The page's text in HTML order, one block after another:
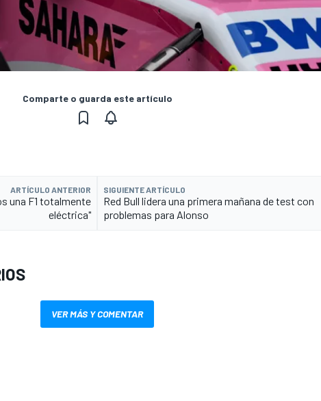
Comparte o guarda este artículo
ARTÍCULO ANTERIOR
una F1 totalmente
eléctrica"
SIGUIENTE ARTÍCULO
Red Bull lidera una primera mañana de test con
problemas para Alonso
VER MÁS Y COMENTAR